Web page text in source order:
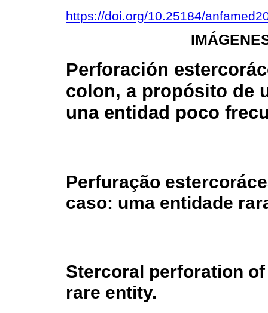
https://doi.org/10.25184/
Perforación
colon, a propósito de
una entidad poco
Perfuração
caso: uma entidade
Stercoral perforation
rare entity.